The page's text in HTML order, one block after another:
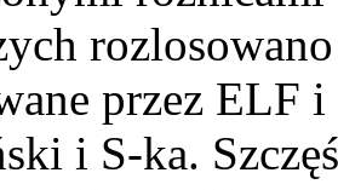
przez ELF
i S-ka.